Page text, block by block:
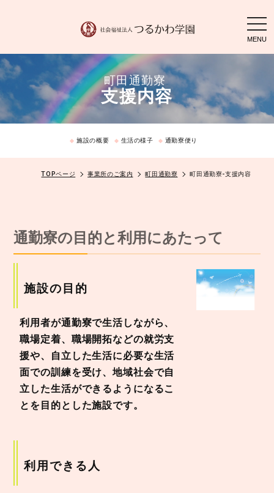
町田通勤寮
支援内容
施設の概要 生活の様子 通勤寮便り
TOPページ 事業所のご案内 町田通勤寮 町田通勤寮-支援内容
通勤寮の目的と利用にあたって
施設の目的
利用者が通勤寮で生活しながら、
職場定着、職場開拓などの就労支
援や、自立した生活に必要な生活
面での訓練を受け、地域社会で自
立した生活ができるようになるこ
とを目的とした施設です。
利用できる人